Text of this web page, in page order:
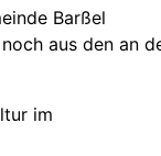
Barßel
aus den an
im